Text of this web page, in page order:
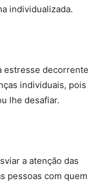
individualizada.
estresse decorrente
individuais, pois
lhe desafiar.
a atenção das
pessoas com quem